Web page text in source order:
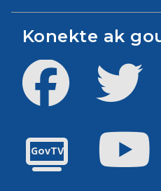
Konekte ak
Facebook
GovTV